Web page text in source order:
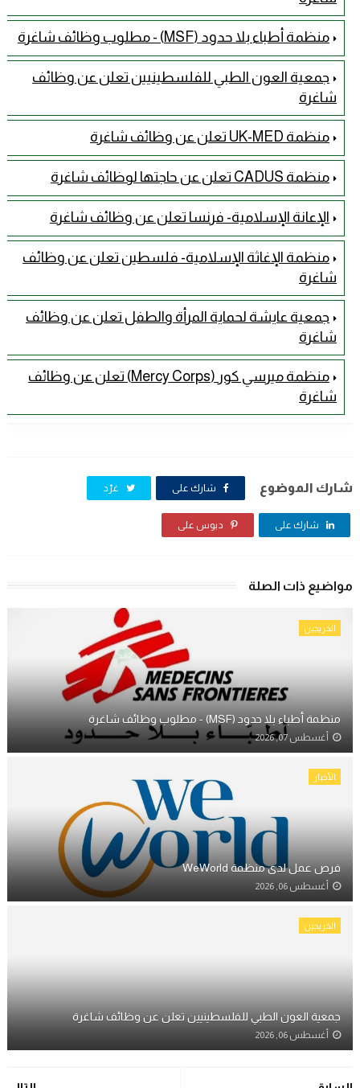
منظمة أطباء بلا حدود (MSF) - مطلوب وظائف شاغرة
جمعية العون الطبي للفلسطينيين تعلن عن وظائف
شاغرة
منظمة UK-MED تعلن عن وظائف شاغرة
منظمة CADUS تعلن عن حاجتها لوظائف شاغرة
الإعانة الإسلامية- فرنسا تعلن عن وظائف شاغرة
منظمة الإغاثة الإسلامية- فلسطين تعلن عن وظائف
شاغرة
جمعية عايشة لحماية المرأة والطفل تعلن عن وظائف
شاغرة
منظمة ميرسي كور (Mercy Corps) تعلن عن وظائف
شاغرة
شارك الموضوع شارك على غرّد
شارك على دبوس على
مواضيع ذات الصلة
الخريجين
منظمة أطباء بلا حدود (MSF) - مطلوب وظائف شاغرة
أغسطس 07, 2026
الأخبار
فرص عمل لدى منظمة WeWorld
أغسطس 06, 2026
الخريجين
جمعية العون الطبي للفلسطينيين تعلن عن وظائف شاغرة
أغسطس 06, 2026